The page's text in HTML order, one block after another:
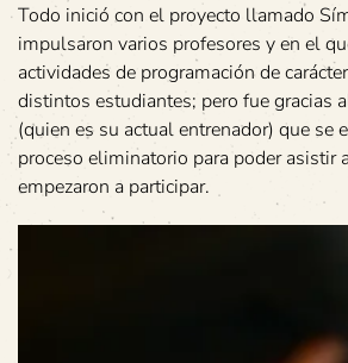
Todo inició con el proyecto llamado
impulsaron varios profesores y en el
actividades de programación de
distintos estudiantes; pero fue gracias
(quien es su actual entrenador) que se
proceso eliminatorio para poder asistir
empezaron a participar.